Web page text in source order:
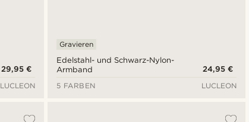
29,95 €
LUCLEON
Edelstahl- und Schwarz-Nylon-
Armband
Gravieren
24,95 €
5 FARBEN
LUCLEON